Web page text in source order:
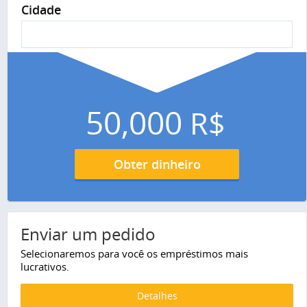
Cidade
50,000 R$
Obter dinheiro
Enviar um pedido
Selecionaremos para você os empréstimos mais
lucrativos.
Detalhes